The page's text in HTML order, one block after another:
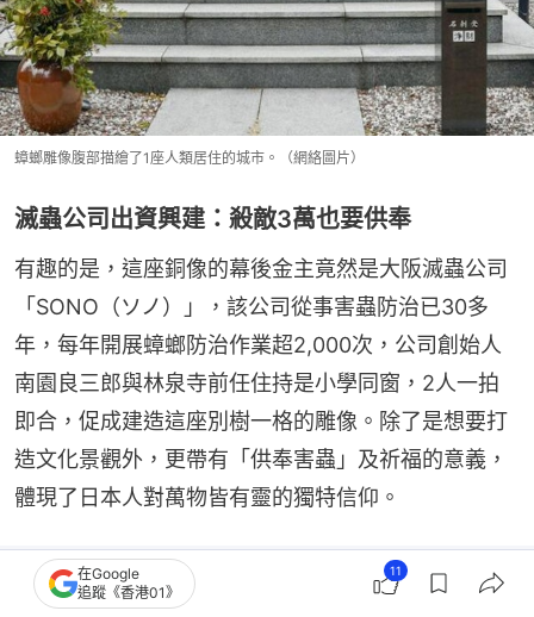
蟑螂雕像腹部描繪了1座人類居住的城市。（網絡圖片）
滅蟲公司出資興建：殺敵3萬也要供奉
有趣的是，這座銅像的幕後金主竟然是大阪滅蟲公司
「SONO（ソノ）」，該公司從事害蟲防治已30多
年，每年開展蟑螂防治作業超2,000次，公司創始人
南園良三郎與林泉寺前任住持是小學同窗，2人一拍
即合，促成建造這座別樹一格的雕像。除了是想要打
造文化景觀外，更帶有「供奉害蟲」及祈福的意義，
體現了日本人對萬物皆有靈的獨特信仰。
在Google
追蹤《香港01》
11